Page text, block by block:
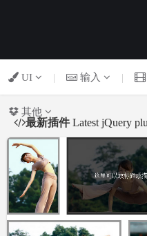
UI | 输入 |
其他
最新插件 Latest jQuery